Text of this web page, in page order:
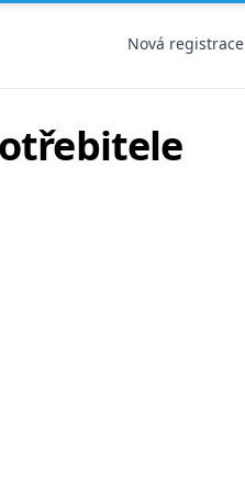
Nová registrace